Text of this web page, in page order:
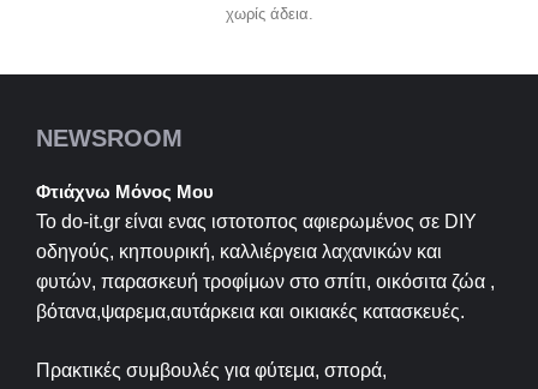
χωρίς άδεια.
NEWSROOM
Φτιάχνω Μόνος Μου
Το do-it.gr είναι ενας ιστοτοπος αφιερωμένος σε DIY
οδηγούς, κηπουρική, καλλιέργεια λαχανικών και
φυτών, παρασκευή τροφίμων στο σπίτι, οικόσιτα ζώα ,
βότανα,ψαρεμα,αυτάρκεια και οικιακές κατασκευές.
Πρακτικές συμβουλές για φύτεμα, σπορά,